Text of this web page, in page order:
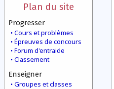
Plan du site
Progresser
Cours et problèmes
Épreuves de concours
Forum d'entraide
Classement
Enseigner
Groupes et classes